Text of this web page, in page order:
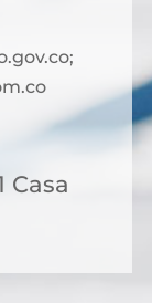
Casa